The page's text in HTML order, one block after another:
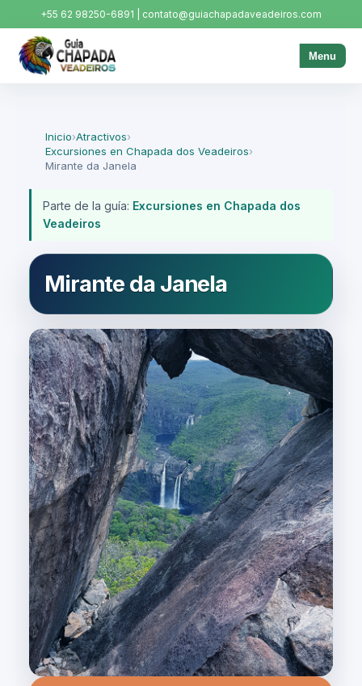
+55 62 98250-6891 | contato@guiachapadaveadeiros.com
Menu
Inicio›Atractivos›
Excursiones en Chapada dos Veadeiros›
Mirante da Janela
Parte de la guía: Excursiones en Chapada dos
Veadeiros
Mirante da Janela